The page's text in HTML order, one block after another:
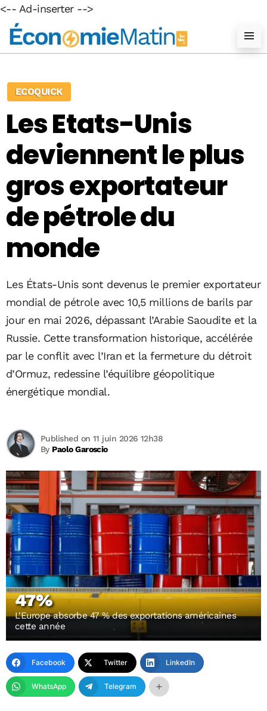
<-- Ad-inserter -->
ECOQUICK
Les Etats-Unis
deviennent le plus
gros exportateur
de pétrole du
monde
Les États-Unis sont devenus le premier exportateur
mondial de pétrole avec 10,5 millions de barils par
jour en mai 2026, dépassant l’Arabie Saoudite et la
Russie. Cette transformation historique, accélérée
par le conflit avec l’Iran et la fermeture du détroit
d’Ormuz, redessine l’équilibre géopolitique
énergétique mondial.
By Paolo Garoscio
Published on 11 juin 2026 12h38
47%
L'Europe absorbe 47 % des exportations américaines
cette année
Facebook Twitter LinkedIn
WhatsApp Telegram